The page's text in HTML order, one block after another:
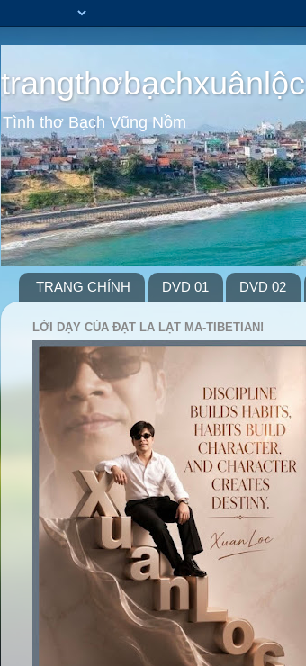
trangthơbạchxuânlộc
Tình thơ Bạch Vũng Nồm
TRANG CHÍNH DVD 01 DVD 02
LỜI DẠY CỦA ĐẠT LA LẠT MA-TIBETIAN!